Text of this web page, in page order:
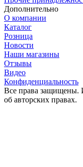
Дополнительно
О компании
Каталог
Розница
Новости
Наши магазины
Отзывы
Видео
Конфиденциальность
Все права защищены.
об авторских правах.